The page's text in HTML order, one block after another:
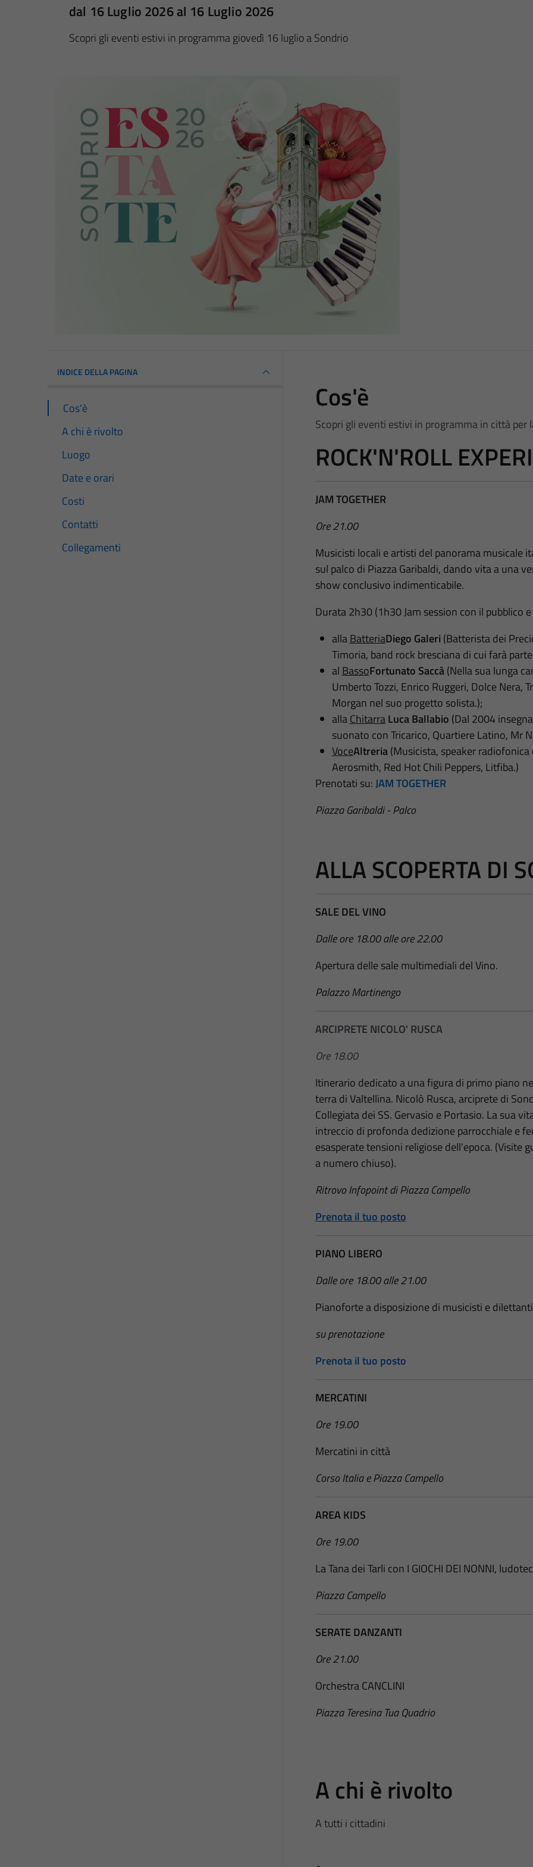
dal 16 Luglio 2026 al 16 Luglio 2026
Scopri gli eventi estivi in programma giovedì 16 luglio a Sondrio
INDICE DELLA PAGINA
Cos'è
A chi è rivolto
Luogo
Date e orari
Costi
Contatti
Collegamenti
Cos'è
Scopri gli eventi estivi in programma in città per
ROCK'N'ROLL
JAM TOGETHER
Ore 21.00
Musicisti locali e artisti del panorama musicale
sul palco di Piazza Garibaldi, dando vita a una
show conclusivo indimenticabile.
Durata 2h30 (1h30 Jam session con il pubblico
allaBatteriaDiego Galeri (Batterista dei
Timoria, band rock bresciana di cui farà
al BassoFortunato Saccà(Nella sua lunga
Umberto Tozzi, Enrico Ruggeri, Dolce Nera,
Morgan nel suo progetto solista.);
allaChitarra Luca Ballabio (Dal 2004
suonato con Tricarico, Quartiere Latino, Mr
VoceAltreria(Musicista, speaker
Aerosmith, Red Hot Chili Peppers, Litfiba.)
Prenotati su:JAM TOGETHER
Piazza Garibaldi - Palco
ALLA SCOPERTA DI
SALE DEL VINO
Dalle ore 18.00 alle ore 22.00
Apertura delle sale multimediali del Vino.
Palazzo Martinengo
ARCIPRETE NICOLO' RUSCA
Ore 18.00
Itinerario dedicato a una figura di primo piano
terra di Valtellina. Nicolò Rusca, arciprete di
Collegiata dei SS. Gervasio e Portasio. La sua
intreccio di profonda dedizione parrocchiale e
esasperate tensioni religiose dell'epoca. (Visite
a numero chiuso).
Ritrovo Infopoint di Piazza Campello
Prenota il tuo posto
PIANO LIBERO
Dalle ore 18.00 alle 21.00
Pianoforte a disposizione di musicisti e
su prenotazione
Prenota il tuo posto
MERCATINI
Ore 19.00
Mercatini in città
Corso Italia e Piazza Campello
AREA KIDS
Ore 19.00
La Tana dei Tarli con I GIOCHI DEI NONNI,
Piazza Campello
SERATE DANZANTI
Ore 21.00
Orchestra CANCLINI
Piazza Teresina Tua Quadrio
A chi è rivolto
A tutti i cittadini